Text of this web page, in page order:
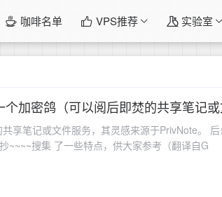
咖啡名单 VPS推荐 实验室
个加密鸽（可以阅后即焚的共享笔
享笔记或文件服务，其灵感来源于PrivNote。
~~~~搜集 了一些特点，供大家参考（翻译自G